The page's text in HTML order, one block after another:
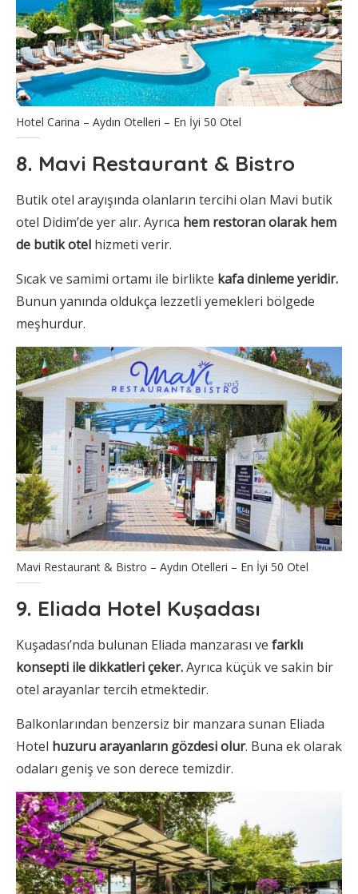
Hotel Carina – Aydın Otelleri – En İyi 50 Otel
8. Mavi Restaurant & Bistro
Butik otel arayışında olanların tercihi olan Mavi butik
otel Didim’de yer alır. Ayrıca hem restoran olarak hem
de butik otel hizmeti verir.
Sıcak ve samimi ortamı ile birlikte kafa dinleme yeridir.
Bunun yanında oldukça lezzetli yemekleri bölgede
meşhurdur.
Mavi Restaurant & Bistro – Aydın Otelleri – En İyi 50 Otel
9. Eliada Hotel Kuşadası
Kuşadası’nda bulunan Eliada manzarası ve farklı
konsepti ile dikkatleri çeker.Ayrıca küçük ve sakin bir
otel arayanlar tercih etmektedir.
Balkonlarından benzersiz bir manzara sunan Eliada
Hotel huzuru arayanların gözdesi olur. Buna ek olarak
odaları geniş ve son derece temizdir.